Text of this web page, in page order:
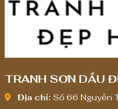
TRANH SƠN DẦU
Địa chỉ: Số 66 Nguyễn